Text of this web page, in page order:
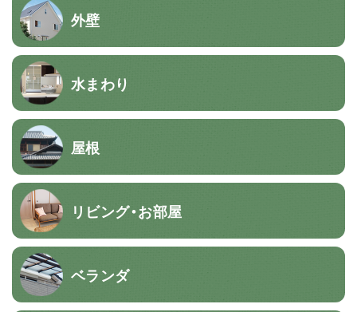
外壁
水まわり
屋根
リビング・お部屋
ベランダ